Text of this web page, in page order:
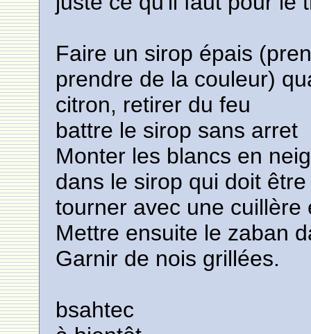
Faire un sirop épais
prendre de la couleur)
citron, retirer du feu
battre le sirop sans arret
Monter les blancs en
dans le sirop qui doit
tourner avec une cuillère
Mettre ensuite le zaban
Garnir de nois grillées.
bsahtec